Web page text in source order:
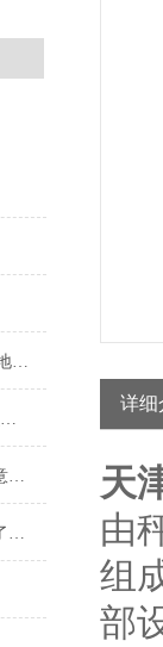
高强钢地磅与Q235钢100吨电子地磅材质区别
电子地磅称体不好对精度有什么影响
100吨电子地磅长时间不使用注意事项
150吨电子地磅查看传感器内码了解秤体安装情况
详细
天
由
组
部